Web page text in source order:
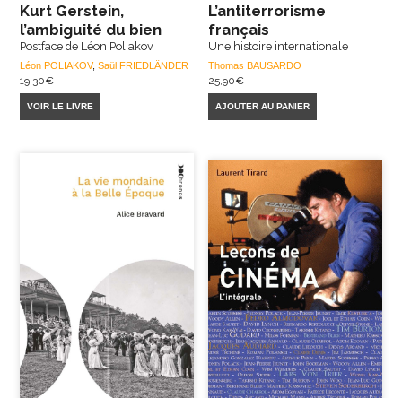
Kurt Gerstein,
l’ambiguité du bien
Postface de Léon Poliakov
Léon POLIAKOV,Saül FRIEDLÄNDER
19,30€
VOIR LE LIVRE
L’antiterrorisme
français
Une histoire internationale
Thomas BAUSARDO
25,90€
AJOUTER AU PANIER